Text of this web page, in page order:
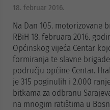
18. februar 2016.
Na Dan 105. motorizovane
RBiH 18. februara 2016.
Općinskog vijeća Centar
formiranja te slavne
području općine Centar.
je 315 poginulih i 2.000
bitkama za odbranu
na mnogim ratištima u